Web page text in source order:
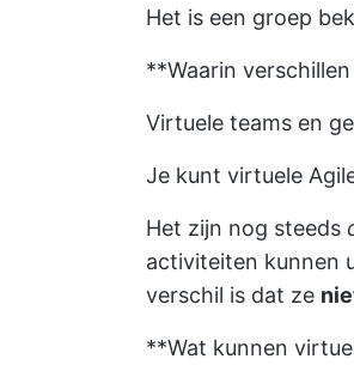
Het is een groep
**Waarin
Virtuele teams en
Je kunt virtuele
Het zijn nog steeds
activiteiten kunnen
verschil is dat ze
**Wat kunnen